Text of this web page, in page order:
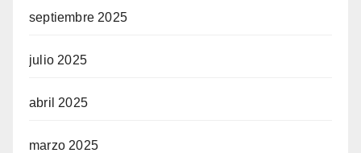
septiembre 2025
julio 2025
abril 2025
marzo 2025